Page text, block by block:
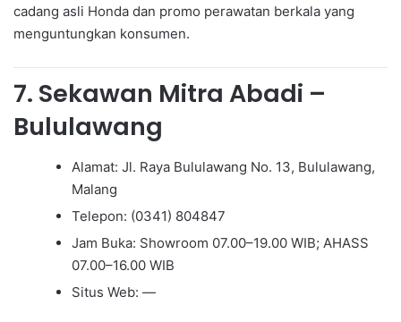
cadang asli Honda dan promo perawatan berkala yang
menguntungkan konsumen.
7. Sekawan Mitra Abadi –
Bululawang
Alamat: Jl. Raya Bululawang No. 13, Bululawang,
Malang
Telepon: (0341) 804847
Jam Buka: Showroom 07.00–19.00 WIB; AHASS
07.00–16.00 WIB
Situs Web: —